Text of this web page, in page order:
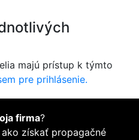
majú prístup k týmto
pre prihlásenie.
firma?
získať propagačné